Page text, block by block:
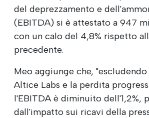
del deprezzamento e
(EBITDA) si è attestato a 947
con un calo del 4,8% rispetto
precedente.
Meo aggiunge che,
Altice Labs e la perdita
l'EBITDA è diminuito dell'1,2%,
dall'impatto sui ricavi della